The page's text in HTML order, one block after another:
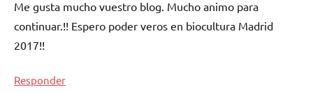
Me gusta mucho vuestro blog. Mucho animo para
continuar.!! Espero poder veros en biocultura Madrid
2017!!
Responder